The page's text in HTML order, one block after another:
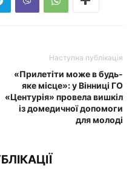
Наступна публікація
«Прилетіти може в будь-
яке місце»: у Вінниці ГО
«Центурія» провела вишкіл
із домедичної допомоги
для молоді